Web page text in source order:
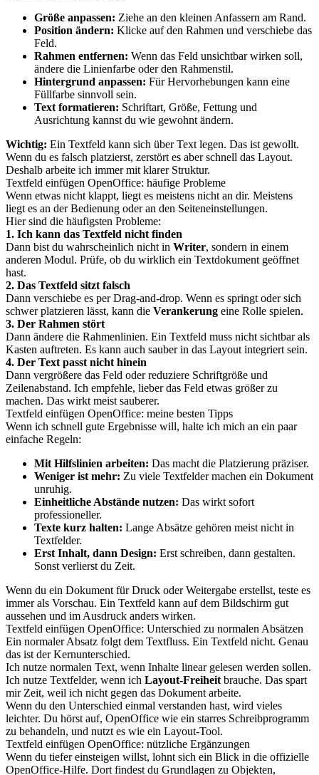
Größe anpassen: Ziehe an den kleinen Anfassern am Rand.
Position ändern: Klicke auf den Rahmen und verschiebe das
Feld.
Rahmen entfernen: Wenn das Feld unsichtbar wirken soll,
ändere die Linienfarbe oder den Rahmenstil.
Hintergrund anpassen: Für Hervorhebungen kann eine
Füllfarbe sinnvoll sein.
Text formatieren: Schriftart, Größe, Fettung und
Ausrichtung kannst du wie gewohnt ändern.
Wichtig: Ein Textfeld kann sich über Text legen. Das ist gewollt.
Wenn du es falsch platzierst, zerstört es aber schnell das Layout.
Deshalb arbeite ich immer mit klarer Struktur.
Textfeld einfügen OpenOffice: häufige Probleme
Wenn etwas nicht klappt, liegt es meistens nicht an dir. Meistens
liegt es an der Bedienung oder an den Seiteneinstellungen.
Hier sind die häufigsten Probleme:
1. Ich kann das Textfeld nicht finden
Dann bist du wahrscheinlich nicht in Writer, sondern in einem
anderen Modul. Prüfe, ob du wirklich ein Textdokument geöffnet
hast.
2. Das Textfeld sitzt falsch
Dann verschiebe es per Drag-and-drop. Wenn es springt oder sich
schwer platzieren lässt, kann die Verankerung eine Rolle spielen.
3. Der Rahmen stört
Dann ändere die Rahmenlinien. Ein Textfeld muss nicht sichtbar als
Kasten auftreten. Es kann auch sauber in das Layout integriert sein.
4. Der Text passt nicht hinein
Dann vergrößere das Feld oder reduziere Schriftgröße und
Zeilenabstand. Ich empfehle, lieber das Feld etwas größer zu
machen. Das wirkt meist sauberer.
Textfeld einfügen OpenOffice: meine besten Tipps
Wenn ich schnell gute Ergebnisse will, halte ich mich an ein paar
einfache Regeln:
Mit Hilfslinien arbeiten: Das macht die Platzierung präziser.
Weniger ist mehr: Zu viele Textfelder machen ein Dokument
unruhig.
Einheitliche Abstände nutzen: Das wirkt sofort
professioneller.
Texte kurz halten: Lange Absätze gehören meist nicht in
Textfelder.
Erst Inhalt, dann Design: Erst schreiben, dann gestalten.
Sonst verlierst du Zeit.
Wenn du ein Dokument für Druck oder Weitergabe erstellst, teste es
immer als Vorschau. Ein Textfeld kann auf dem Bildschirm gut
aussehen und im Ausdruck anders wirken.
Textfeld einfügen OpenOffice: Unterschied zu normalen Absätzen
Ein normaler Absatz folgt dem Textfluss. Ein Textfeld nicht. Genau
das ist der Kernunterschied.
Ich nutze normalen Text, wenn Inhalte linear gelesen werden sollen.
Ich nutze Textfelder, wenn ich Layout-Freiheit brauche. Das spart
mir Zeit, weil ich nicht gegen das Dokument arbeite.
Wenn du den Unterschied einmal verstanden hast, wird vieles
leichter. Du hörst auf, OpenOffice wie ein starres Schreibprogramm
zu behandeln, und nutzt es wie ein Layout-Tool.
Textfeld einfügen OpenOffice: nützliche Ergänzungen
Wenn du tiefer einsteigen willst, lohnt sich ein Blick in die offizielle
OpenOffice-Hilfe. Dort findest du Grundlagen zu Objekten,